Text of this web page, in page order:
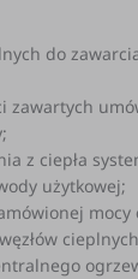
do
zawartych
z ciepła
użytkowej;
mocy